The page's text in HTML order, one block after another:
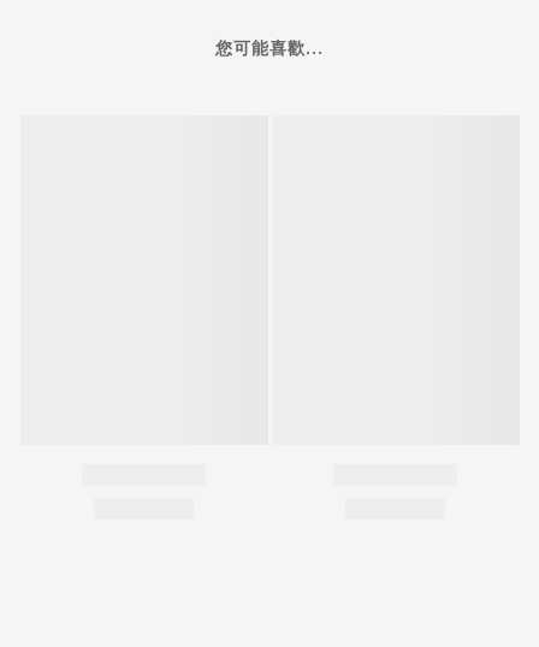
您可能喜歡...